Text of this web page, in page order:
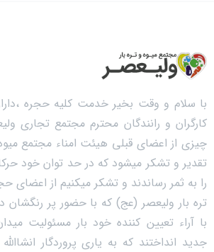
با سلام و وقت بخیر خدمت کلیه حجره
کارگران و رانندگان محترم مجتمع تجاری
چیزی از اعضای قبلی هیئت امناء مجتمع
تقدیر و تشکر میشود که در حد توان خود
را به ثمر رساندند و تشکر میکنیم از اعضای
با آراء تعیین کننده خود بار مسئولیت
جدید انداختند که به یاری پروردگار